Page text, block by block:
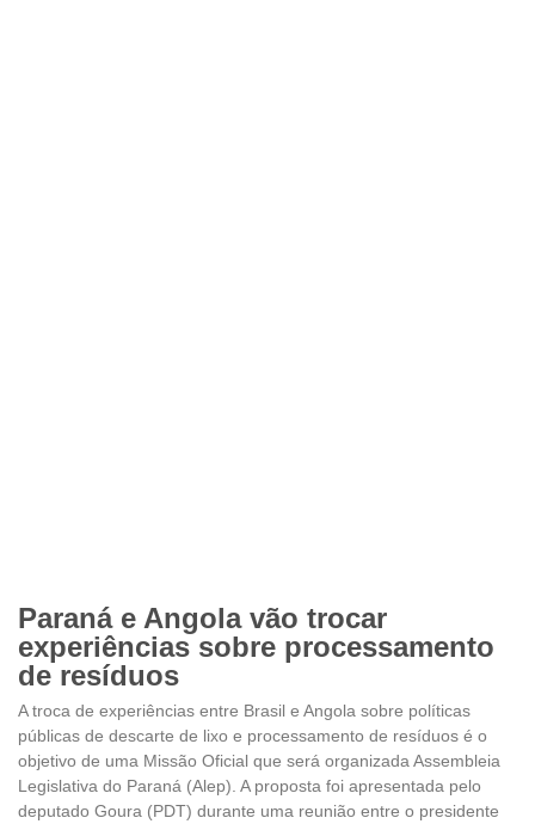
Paraná e Angola vão trocar
experiências sobre processamento
de resíduos
A troca de experiências entre Brasil e Angola sobre políticas
públicas de descarte de lixo e processamento de resíduos é o
objetivo de uma Missão Oficial que será organizada Assembleia
Legislativa do Paraná (Alep). A proposta foi apresentada pelo
deputado Goura (PDT) durante uma reunião entre o presidente